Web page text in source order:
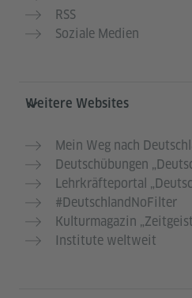
RSS
Soziale Medien
Weitere Websites
Mein Weg nach
Deutschübungen
Lehrkräfteportal
#DeutschlandNoFilter
Kulturmagazin
Institute weltweit